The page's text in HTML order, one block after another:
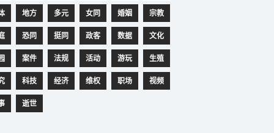
地方 多元 女同 婚姻 宗教
恐同 挺同 政客 数据 文化
案件 法规 活动 游玩 生殖
科技 经济 维权 职场 视频
逝世